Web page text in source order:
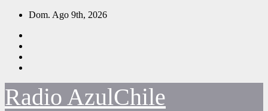
Saltar
contenido
Dom. Ago 9th, 2026
Radio AzulChile